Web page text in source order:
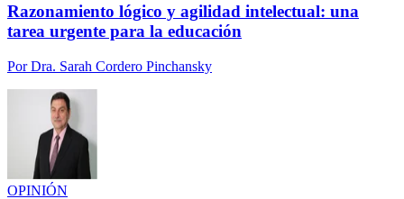
Razonamiento lógico y agilidad intelectual: una
tarea urgente para la educación
PorDra. Sarah Cordero Pinchansky
OPINIÓN